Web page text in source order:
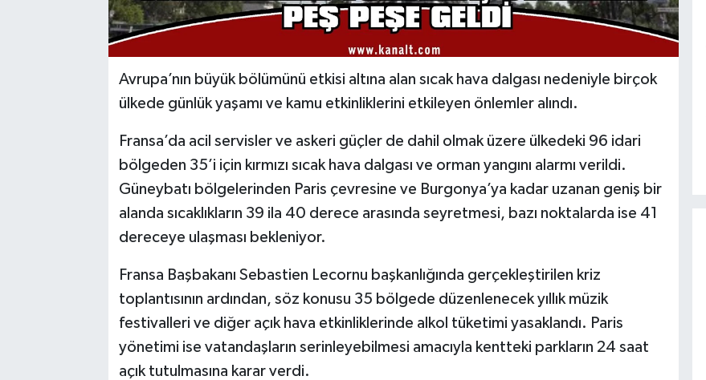
Avrupa’nın büyük bölümünü etkisi altına alan sıcak hava dalgası nedeniyle birçok
ülkede günlük yaşamı ve kamu etkinliklerini etkileyen önlemler alındı.
Fransa’da acil servisler ve askeri güçler de dahil olmak üzere ülkedeki 96 idari
bölgeden 35’i için kırmızı sıcak hava dalgası ve orman yangını alarmı verildi.
Güneybatı bölgelerinden Paris çevresine ve Burgonya’ya kadar uzanan geniş bir
alanda sıcaklıkların 39 ila 40 derece arasında seyretmesi, bazı noktalarda ise 41
dereceye ulaşması bekleniyor.
Fransa Başbakanı Sebastien Lecornu başkanlığında gerçekleştirilen kriz
toplantısının ardından, söz konusu 35 bölgede düzenlenecek yıllık müzik
festivalleri ve diğer açık hava etkinliklerinde alkol tüketimi yasaklandı. Paris
yönetimi ise vatandaşların serinleyebilmesi amacıyla kentteki parkların 24 saat
açık tutulmasına karar verdi.